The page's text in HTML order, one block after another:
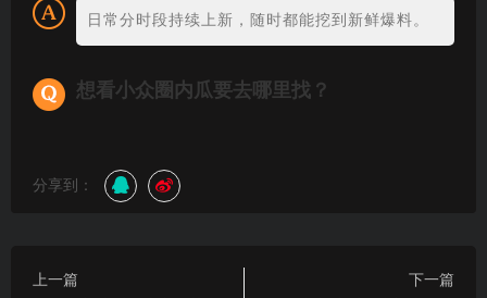
日常分时段持续上新，随时都能挖到新鲜爆料。
想看小众圈内瓜要去哪里找？
分享到：
上一篇
下一篇